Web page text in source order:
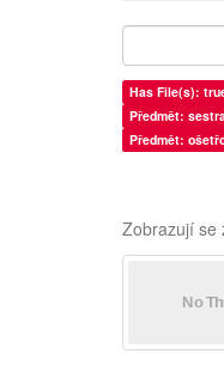
Has File(s):
Předmět:
Předmět:
Zobrazují se